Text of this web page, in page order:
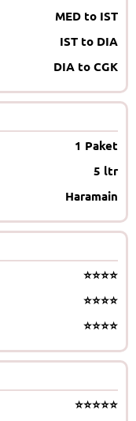
MED to IST
IST to DIA
DIA to CGK
1 Paket
5 ltr
Haramain
⭐⭐⭐⭐
⭐⭐⭐⭐
⭐⭐⭐⭐
⭐⭐⭐⭐⭐